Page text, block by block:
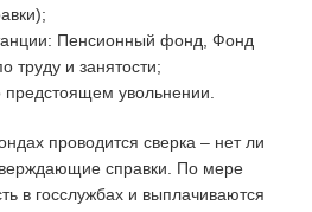
Пенсионный фонд, Фонд
труду и занятости;
увольнении.
проводится сверка – нет ли
справки. По мере
в госслужбах и выплачиваются